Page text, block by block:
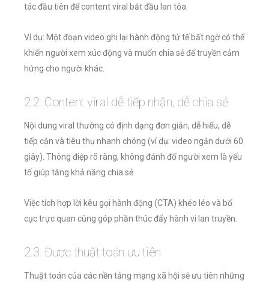
tác đầu tiên để content viral bắt đầu lan tỏa.
Ví dụ: Một đoạn video ghi lại hành động tử tế bất ngờ có thể
khiến người xem xúc động và muốn chia sẻ để truyền cảm
hứng cho người khác.
2.2. Content viral dễ tiếp nhận, dễ chia sẻ
Nội dung viral thường có định dạng đơn giản, dễ hiểu, dễ
tiếp cận và tiêu thụ nhanh chóng (ví dụ: video ngắn dưới 60
giây). Thông điệp rõ ràng, không đánh đố người xem là yếu
tố giúp tăng khả năng chia sẻ.
Việc tích hợp lời kêu gọi hành động (CTA) khéo léo và bố
cục trực quan cũng góp phần thúc đẩy hành vi lan truyền.
2.3. Được thuật toán ưu tiên
Thuật toán của các nền tảng mạng xã hội sẽ ưu tiên những